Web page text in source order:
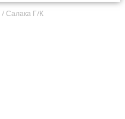
/Салака Г/К